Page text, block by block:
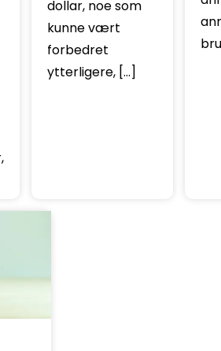
dollar, noe som
kunne vært
forbedret
ytterligere, […]